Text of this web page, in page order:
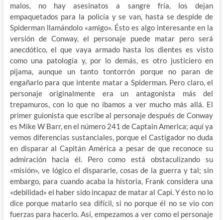
malos, no hay asesinatos a sangre fría, los dejan
empaquetados para la policía y se van, hasta se despide de
Spiderman llamándolo «amigo». Ésto es algo interesante en la
versión de Conway, el personaje puede matar pero será
anecdótico, el que vaya armado hasta los dientes es visto
como una patología y, por lo demás, es otro justiciero en
pijama, aunque un tanto tontorrón porque no paran de
engañarlo para que intente matar a Spiderman. Pero claro, el
personaje originalmente era un antagonista más del
trepamuros, con lo que no íbamos a ver mucho más allá. El
primer guionista que escribe al personaje después de Conway
es Mike W Barr, en el número 241 de Captain America; aquí ya
vemos diferencias sustanciales, porque el Castigador no duda
en disparar al Capitán América a pesar de que reconoce su
admiración hacia él. Pero como está obstaculizando su
«misión», ve lógico el dispararle, cosas de la guerra y tal; sin
embargo, para cuando acaba la historia, Frank considera una
«debilidad» el haber sido incapaz de matar al Capi. Y ésto no lo
dice porque matarlo sea difícil, si no porque él no se vio con
fuerzas para hacerlo. Así, empezamos a ver como el personaje